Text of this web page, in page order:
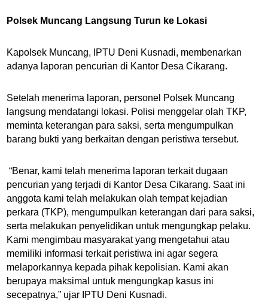
Polsek Muncang Langsung Turun ke Lokasi
Kapolsek Muncang, IPTU Deni Kusnadi, membenarkan
adanya laporan pencurian di Kantor Desa Cikarang.
Setelah menerima laporan, personel Polsek Muncang
langsung mendatangi lokasi. Polisi menggelar olah TKP,
meminta keterangan para saksi, serta mengumpulkan
barang bukti yang berkaitan dengan peristiwa tersebut.
“Benar, kami telah menerima laporan terkait dugaan
pencurian yang terjadi di Kantor Desa Cikarang. Saat ini
anggota kami telah melakukan olah tempat kejadian
perkara (TKP), mengumpulkan keterangan dari para saksi,
serta melakukan penyelidikan untuk mengungkap pelaku.
Kami mengimbau masyarakat yang mengetahui atau
memiliki informasi terkait peristiwa ini agar segera
melaporkannya kepada pihak kepolisian. Kami akan
berupaya maksimal untuk mengungkap kasus ini
secepatnya,” ujar IPTU Deni Kusnadi.